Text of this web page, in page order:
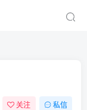
关注 私信